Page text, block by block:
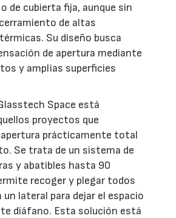
de cubierta fija, aunque sin
de altas
Su diseño busca
de apertura mediante
y amplias superficies
Space está
proyectos que
apertura prácticamente total
Se trata de un sistema de
y abatibles hasta 90
recoger y plegar todos
un lateral para dejar el espacio
diáfano. Esta solución está